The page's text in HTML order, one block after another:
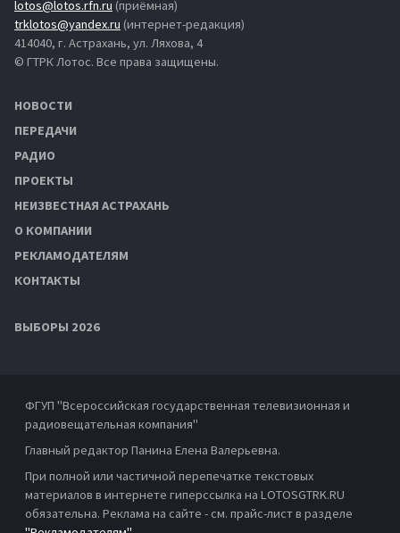
lotos@lotos.rfn.ru (приёмная)
trklotos@yandex.ru (интернет-редакция)
414040, г. Астрахань, ул. Ляхова, 4
© ГТРК Лотос. Все права защищены.
НОВОСТИ
ПЕРЕДАЧИ
РАДИО
ПРОЕКТЫ
НЕИЗВЕСТНАЯ АСТРАХАНЬ
О КОМПАНИИ
РЕКЛАМОДАТЕЛЯМ
КОНТАКТЫ
ВЫБОРЫ 2026
ФГУП "Всероссийская государственная телевизионная и
радиовещательная компания"
Главный редактор Панина Елена Валерьевна.
При полной или частичной перепечатке текстовых
материалов в интернете гиперссылка на LOTOSGTRK.RU
обязательна. Реклама на сайте - см. прайс-лист в разделе